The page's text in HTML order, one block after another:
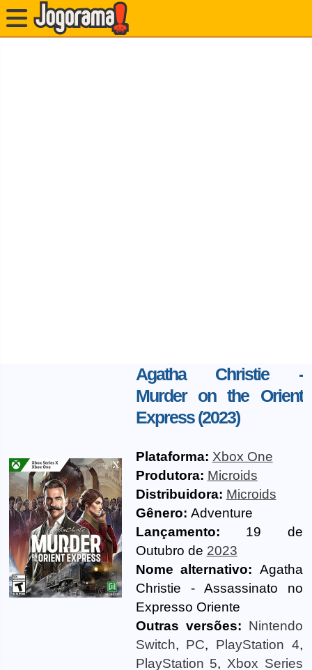
Agatha Christie -
Murder on the Orient
Express (2023)
Plataforma: Xbox One
Produtora: Microids
Distribuidora: Microids
Gênero: Adventure
Lançamento: 19 de
Outubro de 2023
Nome alternativo: Agatha
Christie - Assassinato no
Expresso Oriente
Outras versões: Nintendo
Switch, PC, PlayStation 4,
PlayStation 5, Xbox Series